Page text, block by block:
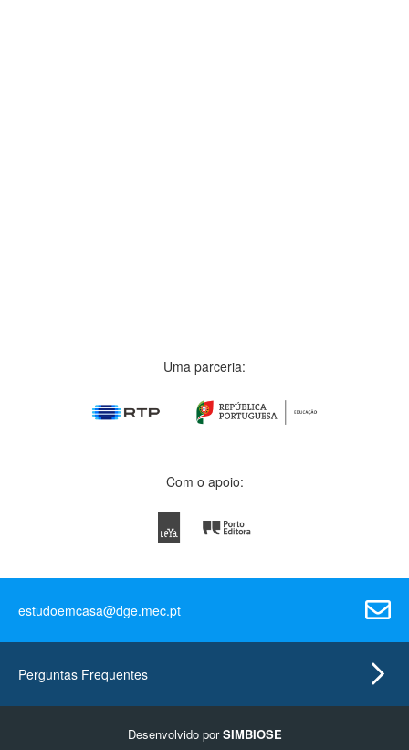
Uma parceria:
Com o apoio:
estudoemcasa@dge.mec.pt
Perguntas Frequentes
Desenvolvido porSIMBIOSE